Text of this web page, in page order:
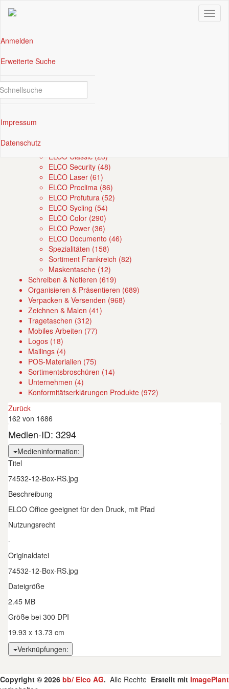
Anmelden
Erweiterte Suche(current)
Impressum
Datenschutz(current)
Mediennavigation
Kategorien
ELCO Classic (28)
ELCO Security (48)
ELCO Laser (61)
ELCO Proclima (86)
ELCO Profutura (52)
ELCO Sycling (54)
ELCO Color (290)
ELCO Power (36)
ELCO Documento (46)
Spezialitäten (158)
Sortiment Frankreich (82)
Maskentasche (12)
Schreiben & Notieren (619)
Organisieren & Präsentieren (689)
Verpacken & Versenden (968)
Zeichnen & Malen (41)
Tragetaschen (312)
Mobiles Arbeiten (77)
Logos (18)
Mailings (4)
POS-Materialien (75)
Sortimentsbroschüren (14)
Unternehmen (4)
Konformitätserklärungen Produkte (972)
Zurück
162 von 1686
Medien-ID: 3294
Medieninformation:
Titel
74532-12-Box-RS.jpg
Beschreibung
ELCO Office geeignet für den Druck, mit Pfad
Nutzungsrecht
-
Originaldatei
74532-12-Box-RS.jpg
Dateigröße
2.45 MB
Größe bei 300 DPI
19.93 x 13.73 cm
Verknüpfungen:
Erstellt mit ImagePlant
Copyright © 2026 bb/ Elco AG. Alle Rechte